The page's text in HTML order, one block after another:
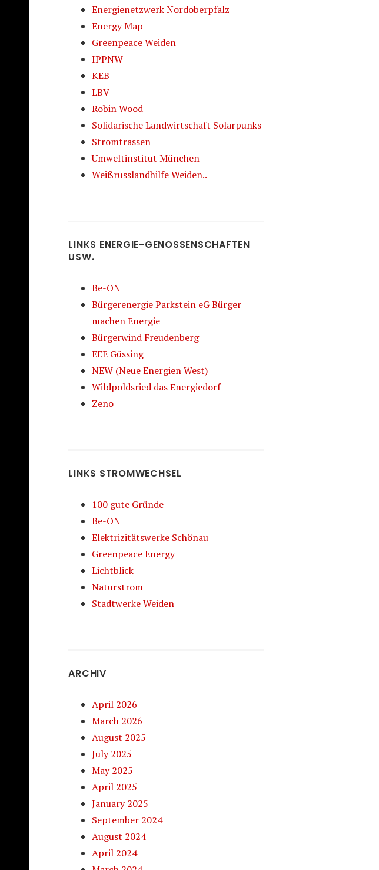
Energienetzwerk Nordoberpfalz
Energy Map
Greenpeace Weiden
IPPNW
KEB
LBV
Robin Wood
Solidarische Landwirtschaft Solarpunks
Stromtrassen
Umweltinstitut München
Weißrusslandhilfe Weiden..
LINKS ENERGIE-GENOSSENSCHAFTEN
USW.
Be-ON
Bürgerenergie Parkstein eG Bürger
machen Energie
Bürgerwind Freudenberg
EEE Güssing
NEW (Neue Energien West)
Wildpoldsried das Energiedorf
Zeno
LINKS STROMWECHSEL
100 gute Gründe
Be-ON
Elektrizitätswerke Schönau
Greenpeace Energy
Lichtblick
Naturstrom
Stadtwerke Weiden
ARCHIV
April 2026
March 2026
August 2025
July 2025
May 2025
April 2025
January 2025
September 2024
August 2024
April 2024